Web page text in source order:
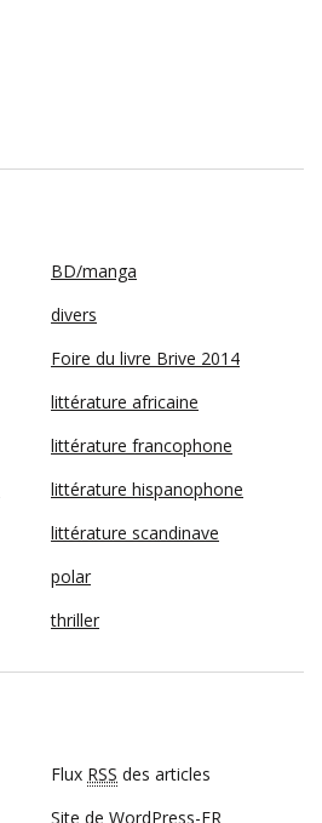
BD/manga
divers
Foire du livre Brive 2014
littérature africaine
littérature francophone
littérature hispanophone
littérature scandinave
polar
thriller
Flux RSS des articles
Site de WordPress-FR